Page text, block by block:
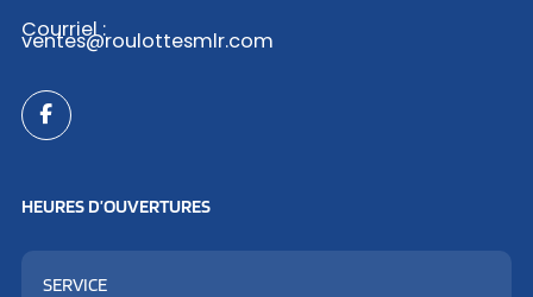
Courriel :
ventes@roulottesmlr.com
HEURES D’OUVERTURES
SERVICE